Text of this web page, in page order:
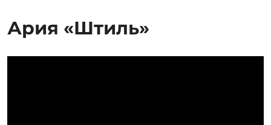
Ария «Штиль»